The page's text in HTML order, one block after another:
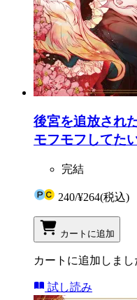
後宮を追放され
モフモフしてた
完結
240/¥264(税込)
カートに追加
カートに追加しまし
試し読み